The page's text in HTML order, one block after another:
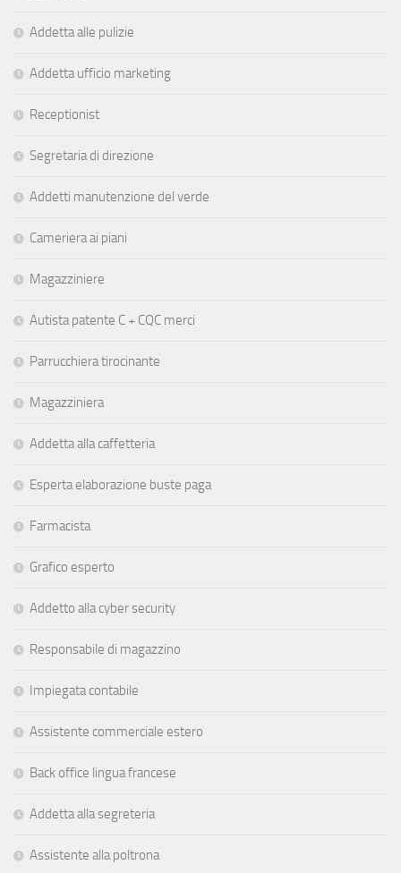
Addetta alle pulizie
Addetta ufficio marketing
Receptionist
Segretaria di direzione
Addetti manutenzione del verde
Cameriera ai piani
Magazziniere
Autista patente C + CQC merci
Parrucchiera tirocinante
Magazziniera
Addetta alla caffetteria
Esperta elaborazione buste paga
Farmacista
Grafico esperto
Addetto alla cyber security
Responsabile di magazzino
Impiegata contabile
Assistente commerciale estero
Back office lingua francese
Addetta alla segreteria
Assistente alla poltrona